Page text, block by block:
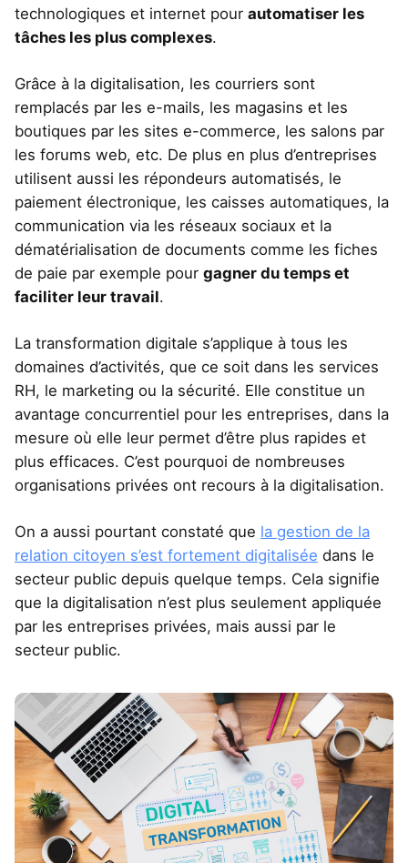
technologiques et internet pour automatiser les
tâches les plus complexes.
Grâce à la digitalisation, les courriers sont
remplacés par les e-mails, les magasins et les
boutiques par les sites e-commerce, les salons par
les forums web, etc. De plus en plus d’entreprises
utilisent aussi les répondeurs automatisés, le
paiement électronique, les caisses automatiques, la
communication via les réseaux sociaux et la
dématérialisation de documents comme les fiches
de paie par exemple pour gagner du temps et
faciliter leur travail.
La transformation digitale s’applique à tous les
domaines d’activités, que ce soit dans les services
RH, le marketing ou la sécurité. Elle constitue un
avantage concurrentiel pour les entreprises, dans la
mesure où elle leur permet d’être plus rapides et
plus efficaces. C’est pourquoi de nombreuses
organisations privées ont recours à la digitalisation.
On a aussi pourtant constaté que la gestion de la
relation citoyen s’est fortement digitalisée dans le
secteur public depuis quelque temps. Cela signifie
que la digitalisation n’est plus seulement appliquée
par les entreprises privées, mais aussi par le
secteur public.